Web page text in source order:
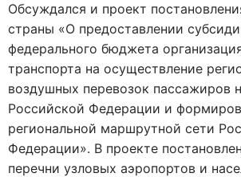
Обсуждался и проект
страны «О предоставлении
федерального бюджета
транспорта на осуществление
воздушных перевозок пассажиров
Российской Федерации и
региональной маршрутной сети
Федерации». В проекте
перечни узловых аэропортов и